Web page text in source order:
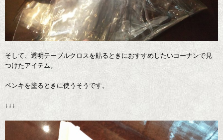
そして、透明テーブルクロスを貼るときにおすすめしたいコーナンで見
つけたアイテム。
ペンキを塗るときに使うそうです。
↓↓↓